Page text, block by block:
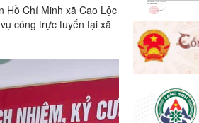
Hồ Chí Minh xã Cao Lộc
công trực tuyến tại xã